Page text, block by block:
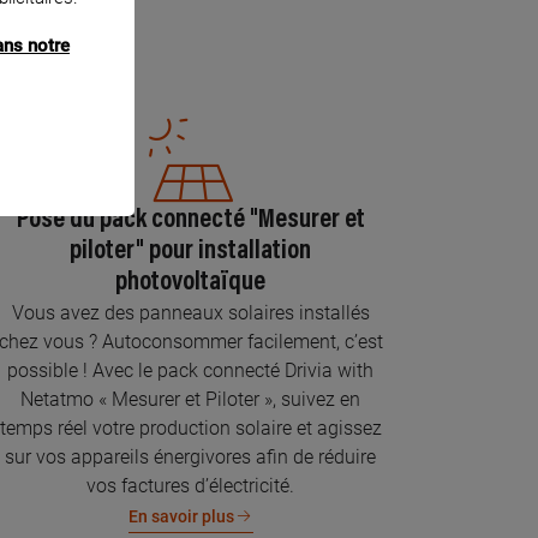
Pose du pack connecté "Mesurer et
piloter" pour installation
photovoltaïque
Vous avez des panneaux solaires installés
chez vous ? Autoconsommer facilement, c’est
possible ! Avec le pack connecté Drivia with
Netatmo « Mesurer et Piloter », suivez en
temps réel votre production solaire et agissez
sur vos appareils énergivores afin de réduire
vos factures d’électricité.
En savoir plus
notre